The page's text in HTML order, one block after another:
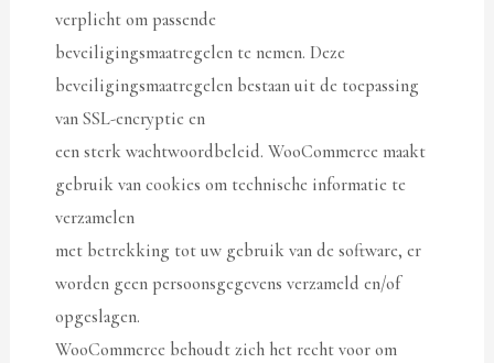
verplicht om passende
beveiligingsmaatregelen te nemen. Deze
beveiligingsmaatregelen bestaan uit de toepassing
van SSL-encryptie en
een sterk wachtwoordbeleid. WooCommerce maakt
gebruik van cookies om technische informatie te
verzamelen
met betrekking tot uw gebruik van de software, er
worden geen persoonsgegevens verzameld en/of
opgeslagen.
WooCommerce behoudt zich het recht voor om